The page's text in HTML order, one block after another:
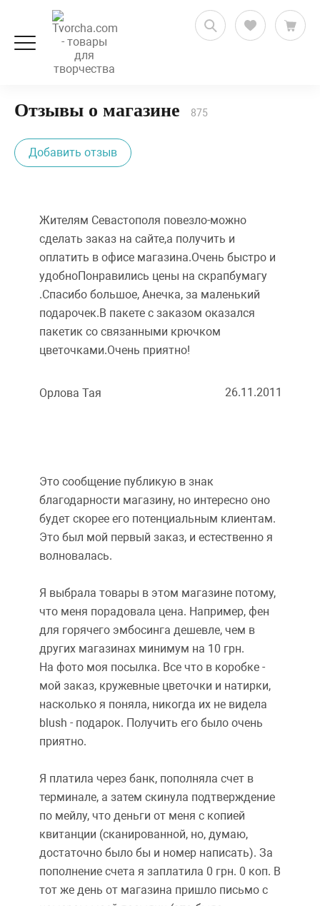
Отзывы о магазине
Отзывы о магазине 875
Добавить отзыв
Жителям Севастополя повезло-можно
сделать заказ на сайте,а получить и
оплатить в офисе магазина.Очень быстро и
удобноПонравились цены на скрапбумагу
.Спасибо большое, Анечка, за маленький
подарочек.В пакете с заказом оказался
пакетик со связанными крючком
цветочками.Очень приятно!
Орлова Тая 26.11.2011
Это сообщение публикую в знак
благодарности магазину, но интересно оно
будет скорее его потенциальным клиентам.
Это был мой первый заказ, и естественно я
волновалась.
Я выбрала товары в этом магазине потому,
что меня порадовала цена. Например, фен
для горячего эмбосинга дешевле, чем в
других магазинах минимум на 10 грн.
На фото моя посылка. Все что в коробке -
мой заказ, кружевные цветочки и натирки,
насколько я поняла, никогда их не видела
blush - подарок. Получить его было очень
приятно.
Я платила через банк, пополняла счет в
терминале, а затем скинула подтверждение
по мейлу, что деньги от меня с копией
квитанции (сканированной, но, думаю,
достаточно было бы и номер написать). За
пополнение счета я заплатила 0 грн. 0 коп. В
тот же день от магазина пришло письмо с